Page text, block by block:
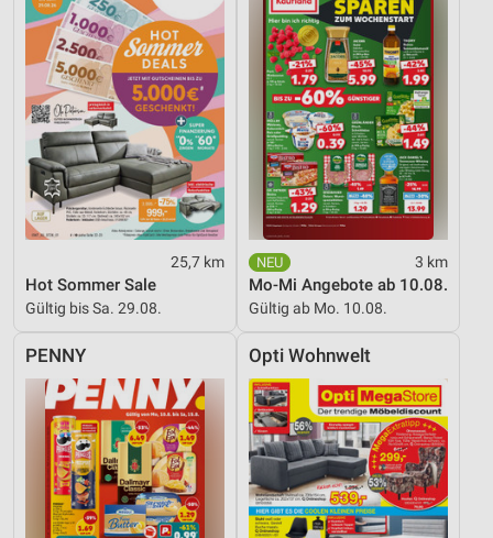
25,7 km
Hot Sommer Sale
Gültig bis Sa. 29.08.
3 km
Mo-Mi Angebote ab 10.08.
Gültig ab Mo. 10.08.
PENNY Opti Wohnwelt